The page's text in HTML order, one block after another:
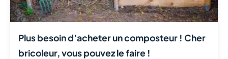
Plus besoin d’acheter un composteur ! Cher
bricoleur, vous pouvez le faire !